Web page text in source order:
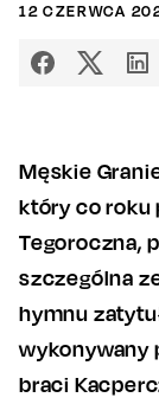
12 CZERWCA
Męskie
który co roku
Tegoroczna,
szczególna
hymnu
wykonywany
braci